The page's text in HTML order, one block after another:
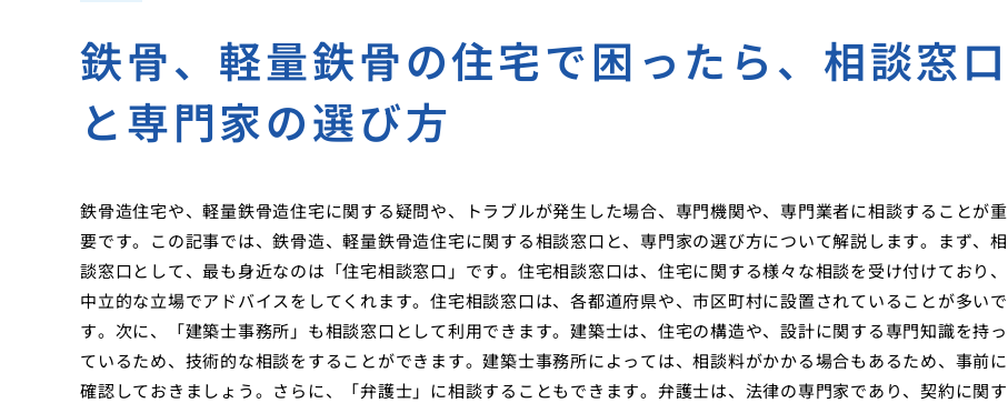
鉄骨、軽量鉄骨の住宅で困ったら、相談窓口
と専門家の選び方
鉄骨造住宅や、軽量鉄骨造住宅に関する疑問や、トラブルが発生した場合、専門機関や、専門業者に相談することが重
要です。この記事では、鉄骨造、軽量鉄骨造住宅に関する相談窓口と、専門家の選び方について解説します。まず、相
談窓口として、最も身近なのは「住宅相談窓口」です。住宅相談窓口は、住宅に関する様々な相談を受け付けており、
中立的な立場でアドバイスをしてくれます。住宅相談窓口は、各都道府県や、市区町村に設置されていることが多いで
す。次に、「建築士事務所」も相談窓口として利用できます。建築士は、住宅の構造や、設計に関する専門知識を持っ
ているため、技術的な相談をすることができます。建築士事務所によっては、相談料がかかる場合もあるため、事前に
確認しておきましょう。さらに、「弁護士」に相談することもできます。弁護士は、法律の専門家であり、契約に関す